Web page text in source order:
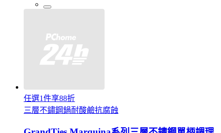
任選1件享88折
三層不鏽鋼鍋耐酸鹼抗腐蝕